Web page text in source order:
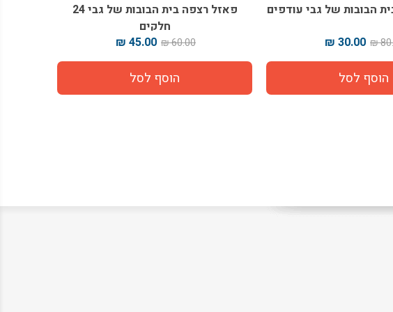
הבובות של גבי עודפים
30.00 ₪
פאזל רצפה בית הבובות של גבי 24
חלקים
60.00 ₪
45.00 ₪